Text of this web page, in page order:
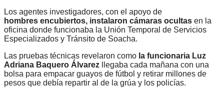
Los agentes investigadores, con el apoyo de
hombres encubiertos, instalaron cámaras ocultas en la
oficina donde funcionaba la Unión Temporal de Servicios
Especializados y Tránsito de Soacha.
Las pruebas técnicas revelaron como la funcionaria Luz
Adriana Baquero Álvarez llegaba cada mañana con una
bolsa para empacar guayos de fútbol y retirar millones de
pesos que debía repartir al de la grúa y los policías.